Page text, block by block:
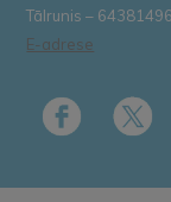
Tālrunis – 64381496
E-adrese